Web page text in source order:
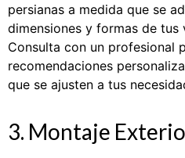
persianas a medida que se
dimensiones y formas de tus
Consulta con un profesional
recomendaciones
que se ajusten a tus
3. Montaje